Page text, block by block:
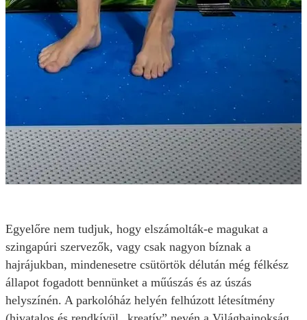
Egyelőre nem tudjuk, hogy elszámolták-e magukat a
szingapúri szervezők, vagy csak nagyon bíznak a
hajrájukban, mindenesetre csütörtök délután még félkész
állapot fogadott bennünket a műúszás és az úszás
helyszínén. A parkolóház helyén felhúzott létesítmény